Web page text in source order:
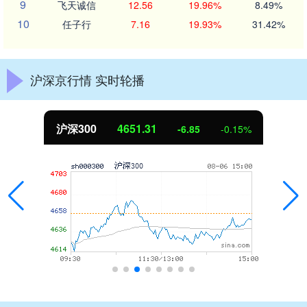
9 飞天诚信 12.56 19.96% 8.49%
10 任子行 7.16 19.93% 31.42%
沪深京行情 实时轮播
沪深300 4651.31 -6.85 -0.15%